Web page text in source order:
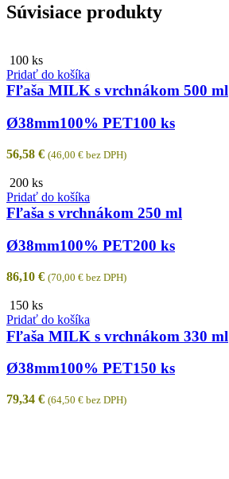
Súvisiace produkty
100 ks
Pridať do košíka
Fľaša MILK s vrchnákom 500 ml
Ø38mm100% PET100 ks
56,58 € (46,00 € bez DPH)
200 ks
Pridať do košíka
Fľaša s vrchnákom 250 ml
Ø38mm100% PET200 ks
86,10 € (70,00 € bez DPH)
150 ks
Pridať do košíka
Fľaša MILK s vrchnákom 330 ml
Ø38mm100% PET150 ks
79,34 € (64,50 € bez DPH)